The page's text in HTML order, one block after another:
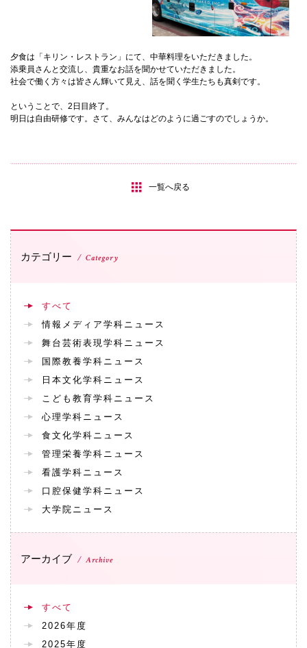
夕食は「キリン・レストラン」にて、中華料理をいただきました。
添乗員さんと交流し、貴重なお話を聞かせていただきました。
社会で働く方々は皆さん輝いて見え、話を聞く学生たちも真剣です。
ということで、2日目終了。
明日は自由研修です。さて、みんなはどのように過ごすのでしょうか。
一覧へ戻る
カテゴリー Category
すべて
情報メディア学科ニュース
舞台芸術表現学科ニュース
国際教養学科ニュース
日本文化学科ニュース
こども教育学科ニュース
心理学科ニュース
食文化学科ニュース
管理栄養学科ニュース
看護学科ニュース
口腔保健学科ニュース
大学院ニュース
アーカイブ Archive
すべて
2026年度
2025年度